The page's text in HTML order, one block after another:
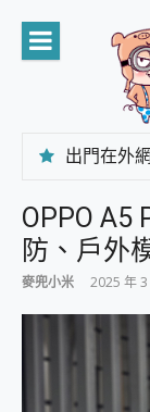
content
OPPO A5
防、戶外
麥兜小米 2025 年 3